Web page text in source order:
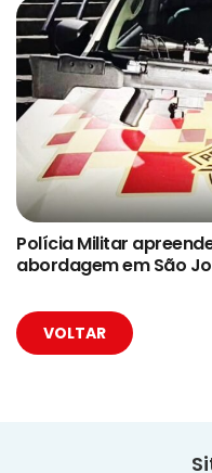
Polícia Militar
abordagem em São
VOLTAR